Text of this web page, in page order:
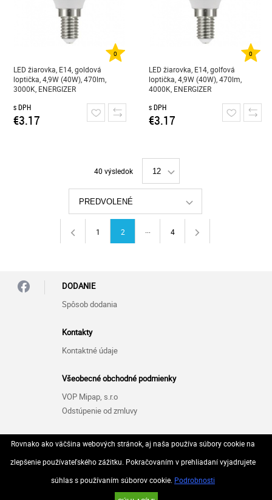
0
LED žiarovka, E14, goldová
loptička, 4,9W (40W), 470lm,
3000K, ENERGIZER
s DPH
€3.17
0
LED žiarovka, E14, golfová
loptička, 4,9W (40W), 470lm,
4000K, ENERGIZER
s DPH
€3.17
40 výsledok 12
PREDVOLENÉ
1 2 4
DODANIE
Spôsob dodania
Kontakty
Kontaktné údaje
Všeobecné obchodné podmienky
VOP Mipap, s.r.o
Odstúpenie od zmluvy
Zásady ochrany osobných údajov (GDPR)
GDPR Mipap, s.r.o
Rovnako ako väčšina webových stránok, aj naša používa súbory cookie na
zlepšenie používateľského zážitku. Pokračovaním v prehliadaní vyjadrujete
súhlas s používaním súborov cookie. Podrobnosti